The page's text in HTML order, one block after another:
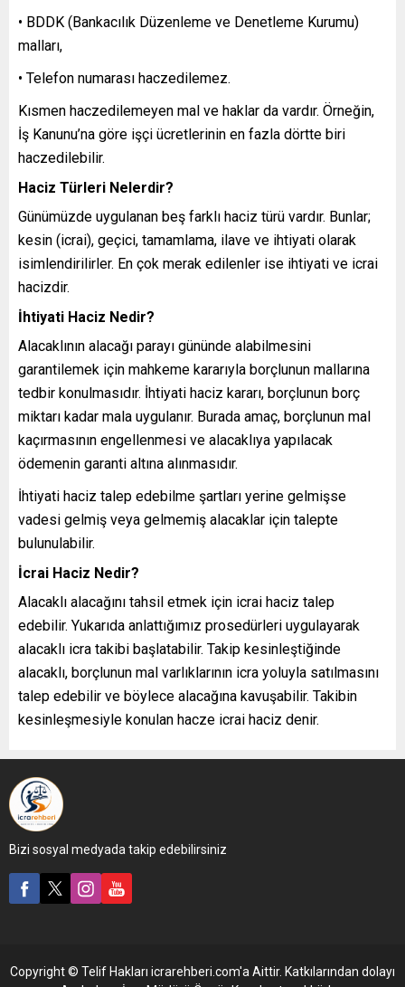
• BDDK (Bankacılık Düzenleme ve Denetleme Kurumu)
malları,
• Telefon numarası haczedilemez.
Kısmen haczedilemeyen mal ve haklar da vardır. Örneğin,
İş Kanunu’na göre işçi ücretlerinin en fazla dörtte biri
haczedilebilir.
Haciz Türleri Nelerdir?
Günümüzde uygulanan beş farklı haciz türü vardır. Bunlar;
kesin (icrai), geçici, tamamlama, ilave ve ihtiyati olarak
isimlendirilirler. En çok merak edilenler ise ihtiyati ve icrai
hacizdir​.
İhtiyati Haciz Nedir?
Alacaklının alacağı parayı gününde alabilmesini
garantilemek için mahkeme kararıyla borçlunun mallarına
tedbir konulmasıdır. İhtiyati haciz kararı, borçlunun borç
miktarı kadar mala uygulanır. Burada amaç, borçlunun mal
kaçırmasının engellenmesi ve alacaklıya yapılacak
ödemenin garanti altına alınmasıdır.
İhtiyati haciz talep edebilme şartları yerine gelmişse
vadesi gelmiş veya gelmemiş alacaklar için talepte
bulunulabilir.​
İcrai Haciz Nedir?
Alacaklı alacağını tahsil etmek için icrai haciz talep
edebilir. Yukarıda anlattığımız prosedürleri uygulayarak
alacaklı icra takibi başlatabilir. Takip kesinleştiğinde
alacaklı, borçlunun mal varlıklarının icra yoluyla satılmasını
talep edebilir ve böylece alacağına kavuşabilir. Takibin
kesinleşmesiyle konulan hacze icrai haciz denir.
Bizi sosyal medyada takip edebilirsiniz
Copyright © Telif Hakları icrarehberi.com'a Aittir. Katkılarından dolayı